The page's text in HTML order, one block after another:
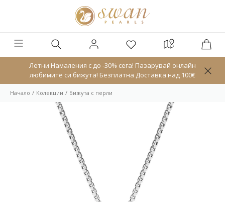
Летни Намаления с до -30% сега! Пазарувай онлайн
любимите си бижута! Безплатна Доставка над 100€
Начало Колекции Бижута с перли